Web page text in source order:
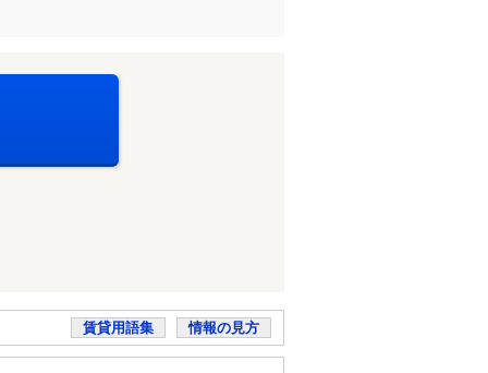
賃貸用語集 情報の見方